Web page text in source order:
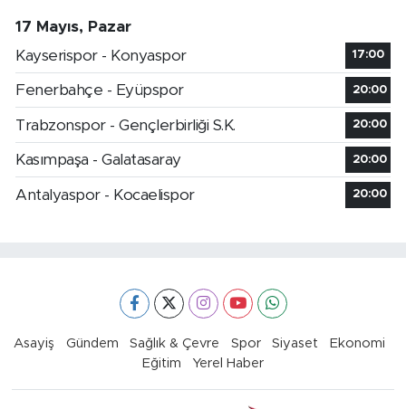
17 Mayıs, Pazar
Kayserispor - Konyaspor
17:00
Fenerbahçe - Eyüpspor 20:00
Trabzonspor - Gençlerbirliği S.K. 20:00
Kasımpaşa - Galatasaray 20:00
Antalyaspor - Kocaelispor 20:00
Asayiş Gündem Sağlık & Çevre Spor Siyaset
Ekonomi
Eğitim
Yerel Haber